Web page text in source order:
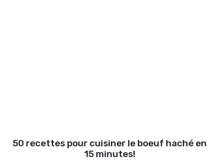
50 recettes pour cuisiner le boeuf haché en
15 minutes!